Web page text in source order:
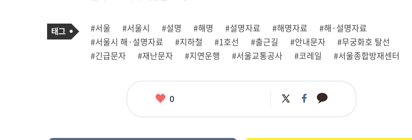
사
관
련
태
그
태
그
#서울 #서울시 #설명 #해명 #설명자료 #해명자료
#해·설명자료
#서울시 해·설명자료
#지하철 #1호선 #출근길 #안내문자
#무궁화호 탈선
#긴급문자
#재난문자 #지연운행 #서울교통공사 #코레일 #서울종합방재센터
좋
0 트
위
페
이
카
카